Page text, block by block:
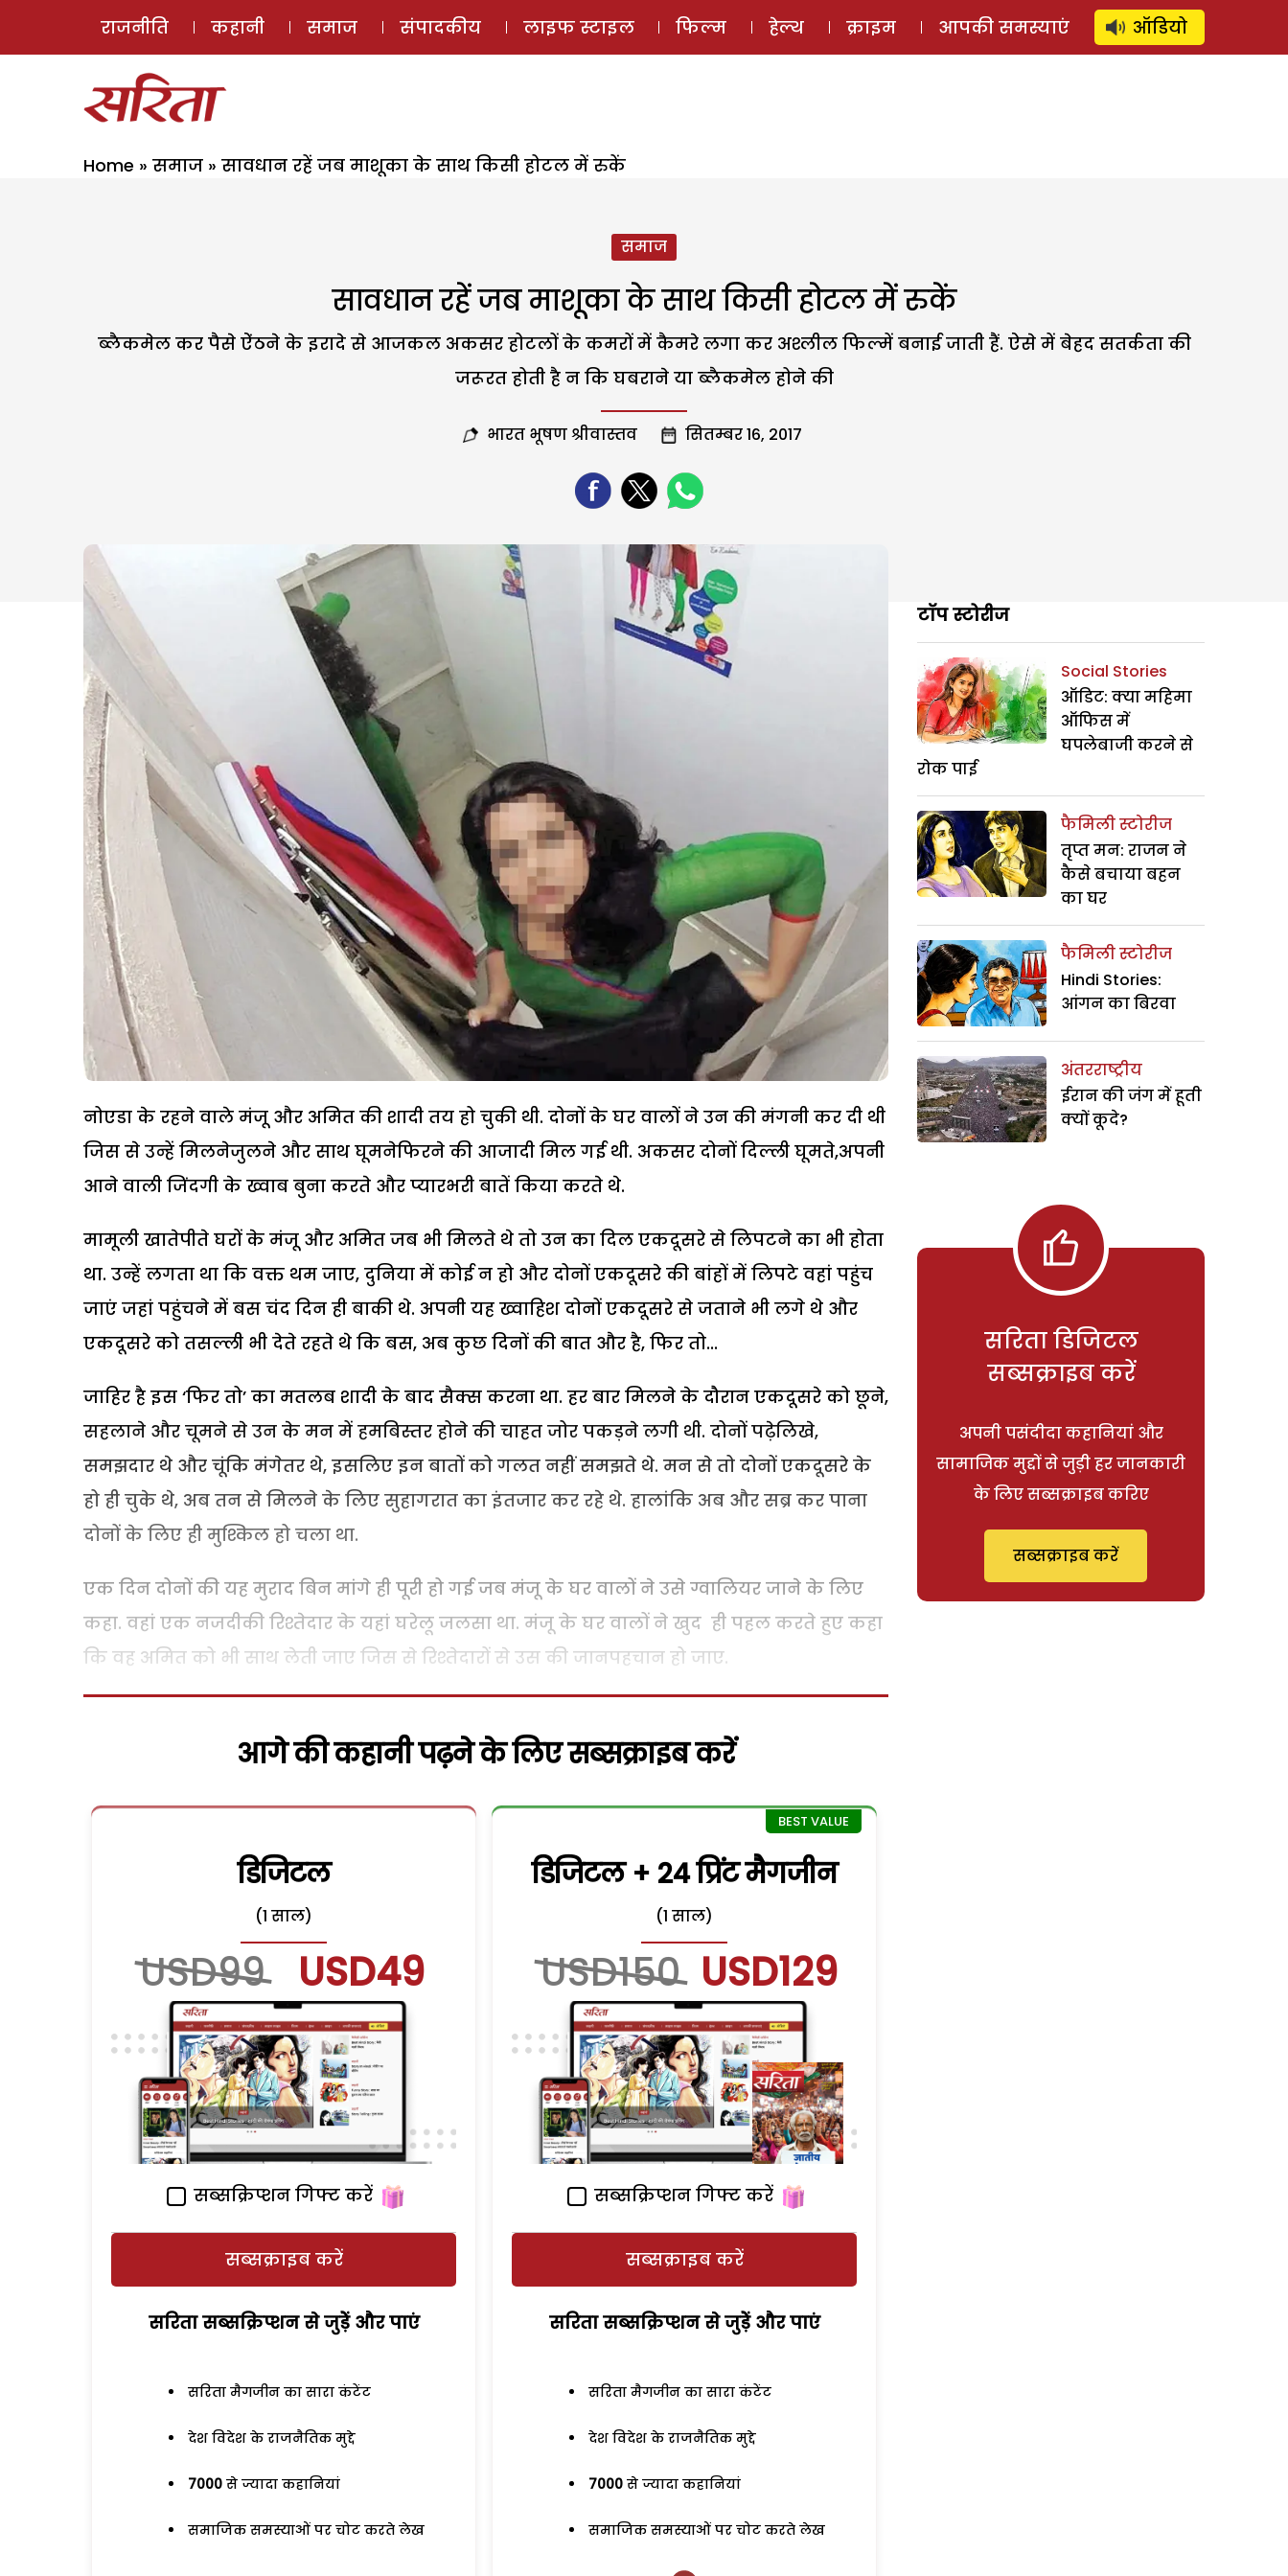
ई-मैगज़ीन ऑडियो स्टोरी लॉग इन ⚲ SUBSCRIBE
राजनीति कहानी समाज संपादकीय लाइफ स्टाइल फिल्म हेल्थ क्राइम आपकी समस्याएं ऑडियो
Home » समाज » सावधान रहें जब माशूका के साथ किसी होटल में रुकें
समाज
सावधान रहें जब माशूका के साथ किसी होटल में रुकें
ब्लैकमेल कर पैसे ऐंठने के इरादे से आजकल अकसर होटलों के कमरों में कैमरे लगा कर अश्लील फिल्में बनाई जाती हैं. ऐसे में बेहद सतर्कता की
जरूरत होती है न कि घबराने या ब्लैकमेल होने की
भारत भूषण श्रीवास्तव सितम्बर 16, 2017
नोएडा के रहने वाले मंजू और अमित की शादी तय हो चुकी थी. दोनों के घर वालों ने उन की मंगनी कर दी थी
जिस से उन्हें मिलनेजुलने और साथ घूमनेफिरने की आजादी मिल गई थी. अकसर दोनों दिल्ली घूमते,अपनी
आने वाली जिंदगी के ख्वाब बुना करते और प्यारभरी बातें किया करते थे.
मामूली खातेपीते घरों के मंजू और अमित जब भी मिलते थे तो उन का दिल एकदूसरे से लिपटने का भी होता
था. उन्हें लगता था कि वक्त थम जाए, दुनिया में कोई न हो और दोनों एकदूसरे की बांहों में लिपटे वहां पहुंच
जाएं जहां पहुंचने में बस चंद दिन ही बाकी थे. अपनी यह ख्वाहिश दोनों एकदूसरे से जताने भी लगे थे और
एकदूसरे को तसल्ली भी देते रहते थे कि बस, अब कुछ दिनों की बात और है, फिर तो...
जाहिर है इस ‘फिर तो’ का मतलब शादी के बाद सैक्स करना था. हर बार मिलने के दौरान एकदूसरे को छूने,
सहलाने और चूमने से उन के मन में हमबिस्तर होने की चाहत जोर पकड़ने लगी थी. दोनों पढ़ेलिखे,
समझदार थे और चूंकि मंगेतर थे, इसलिए इन बातों को गलत नहीं समझते थे. मन से तो दोनों एकदूसरे के
हो ही चुके थे, अब तन से मिलने के लिए सुहागरात का इंतजार कर रहे थे. हालांकि अब और सब्र कर पाना
दोनों के लिए ही मुश्किल हो चला था.
एक दिन दोनों की यह मुराद बिन मांगे ही पूरी हो गई जब मंजू के घर वालों ने उसे ग्वालियर जाने के लिए
कहा. वहां एक नजदीकी रिश्तेदार के यहां घरेलू जलसा था. मंजू के घर वालों ने खुद ही पहल करते हुए कहा
कि वह अमित को भी साथ लेती जाए जिस से रिश्तेदारों से उस की जानपहचान हो जाए.
आगे की कहानी पढ़ने के लिए सब्सक्राइब करें
डिजिटल
(1 साल)
USD99 USD49
सब्सक्रिप्शन गिफ्ट करें
सब्सक्राइब करें
सरिता सब्सक्रिप्शन से जुड़ेें और पाएं
सरिता मैगजीन का सारा कंटेंट
देश विदेश के राजनैतिक मुद्दे
7000 से ज्यादा कहानियां
समाजिक समस्याओं पर चोट करते लेख
डिजिटल + 24 प्रिंट मैगजीन
(1 साल)
USD150 USD129
सब्सक्रिप्शन गिफ्ट करें
सब्सक्राइब करें
सरिता सब्सक्रिप्शन से जुड़ेें और पाएं
सरिता मैगजीन का सारा कंटेंट
देश विदेश के राजनैतिक मुद्दे
7000 से ज्यादा कहानियां
समाजिक समस्याओं पर चोट करते लेख
टॉप स्टोरीज
Social Stories
ऑडिट: क्या महिमा
ऑफिस में
घपलेबाजी करने से
रोक पाई
फैमिली स्टोरीज
तृप्त मन: राजन ने
कैसे बचाया बहन
का घर
फैमिली स्टोरीज
Hindi Stories:
आंगन का बिरवा
अंतरराष्ट्रीय
ईरान की जंग में हूती
क्यों कूदे?
सरिता डिजिटल
सब्सक्राइब करें
अपनी पसंदीदा कहानियां और
सामाजिक मुद्दों से जुड़ी हर जानकारी
के लिए सब्सक्राइब करिए
सब्सक्राइब करें